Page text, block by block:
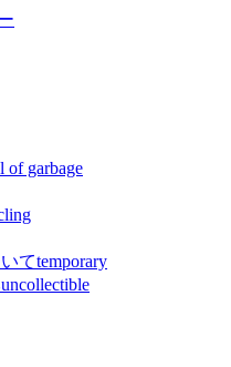
of garbage
てtemporary
uncollectible